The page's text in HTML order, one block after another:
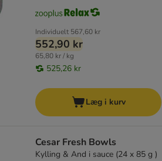
Individuelt 567,60 kr
552,90 kr
65,80 kr / kg
525,26 kr
Læg i kurv
Cesar Fresh Bowls
Kylling & And i sauce (24 x 85 g )